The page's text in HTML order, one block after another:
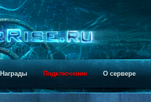
Награды Подключение О сервере